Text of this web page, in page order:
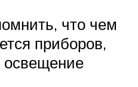
что чем
приборов,
освещение